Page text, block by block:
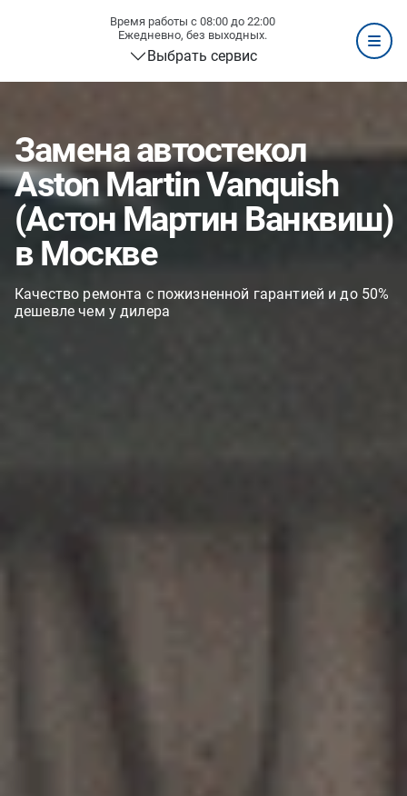
Время работы с 08:00 до 22:00
Ежедневно, без выходных.
Выбрать сервис
Замена автостекол
Aston Martin Vanquish
(Астон Мартин Ванквиш)
в Москве
Качество ремонта с пожизненной гарантией и до 50%
дешевле чем у дилера